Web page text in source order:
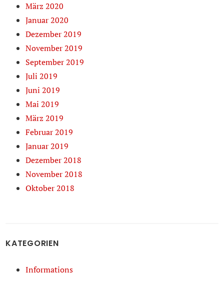
März 2020
Januar 2020
Dezember 2019
November 2019
September 2019
Juli 2019
Juni 2019
Mai 2019
März 2019
Februar 2019
Januar 2019
Dezember 2018
November 2018
Oktober 2018
KATEGORIEN
Informations